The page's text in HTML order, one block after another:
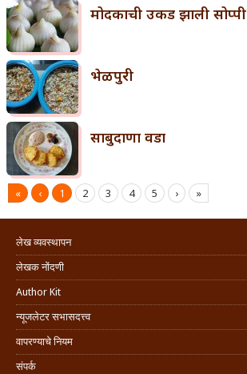
मोदकाची उकड झाली सोप्पी
भेळपुरी
साबुदाणा वडा
« ‹ 1 2 3 4 5 › »
लेख व्यवस्थापन
लेखक नोंदणी
Author Kit
न्यूजलेटर सभासदत्त्व
वापरण्याचे नियम
संपर्क